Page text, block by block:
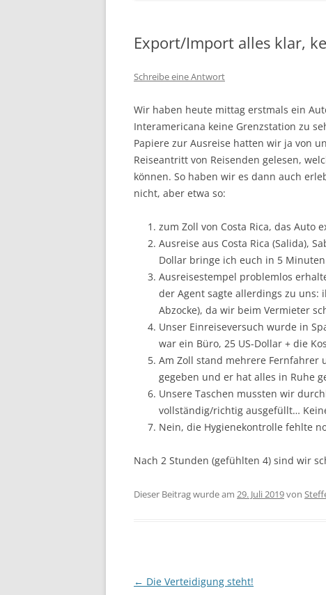
WOHNMOBIL
HIMMELFAHRT
PFINGSTEN
KLETTERGARTEN HALLE
WINTER
SEGELN
WOHNMOBIL
SKI UND SNOWBOARD
Export/Import alles klar,
Schreibe eine Antwort
Wir haben heute mittag erstmals ein
Interamericana keine Grenzstation zu
Papiere zur Ausreise hatten wir ja von
Reiseantritt von Reisenden gelesen,
können. So haben wir es dann auch
nicht, aber etwa so:
zum Zoll von Costa Rica, das Auto
Ausreise aus Costa Rica (Salida),
Dollar bringe ich euch in 5
Ausreisestempel problemlos
der Agent sagte allerdings zu
Abzocke), da wir beim Vermieter
Unser Einreiseversuch wurde in
war ein Büro, 25 US-Dollar + die
Am Zoll stand mehrere Fernfahrer
gegeben und er hat alles in Ruhe
Unsere Taschen mussten wir
vollständig/richtig ausgefüllt…
Nein, die Hygienekontrolle fehlte
Nach 2 Stunden (gefühlten 4) sind wir
Dieser Beitrag wurde am 29. Juli 2019von
Beitragsnavigation
← Die Verteidigung steht!